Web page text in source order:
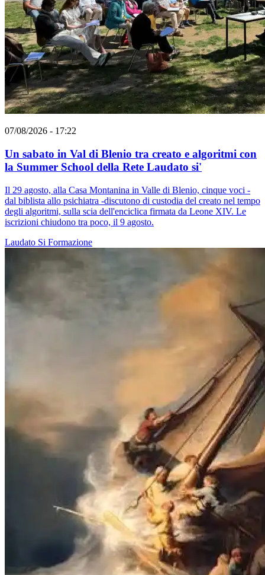
07/08/2026 - 17:22
Un sabato in Val di Blenio tra creato e algoritmi con
la Summer School della Rete Laudato si'
Il 29 agosto, alla Casa Montanina in Valle di Blenio, cinque voci -
dal biblista allo psichiatra -discutono di custodia del creato nel tempo
degli algoritmi, sulla scia dell'enciclica firmata da Leone XIV. Le
iscrizioni chiudono tra poco, il 9 agosto.
Laudato Si Formazione